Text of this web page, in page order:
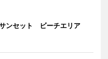
サンセット ビーチエリア